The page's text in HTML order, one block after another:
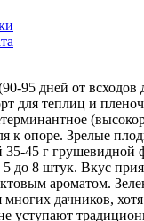
95 дней от всходов
для теплиц и
к опоре. Зрелые
35-45 г
5 до 8 штук. Вкус
ароматом.
многих дачников,
уступают